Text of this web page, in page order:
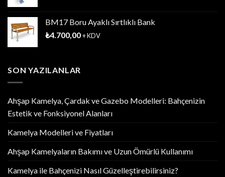
BM17 Boru Ayaklı Sırtlıklı Bank
₺4.700,00+ KDV
SON YAZILANLAR
Ahşap Kamelya, Çardak ve Gazebo Modelleri: Bahçenizin
Estetik ve Fonksiyonel Alanları
Kamelya Modelleri ve Fiyatları
Ahşap Kamelyaların Bakımı ve Uzun Ömürlü Kullanımı
Kamelya ile Bahçenizi Nasıl Güzelleştirebilirsiniz?